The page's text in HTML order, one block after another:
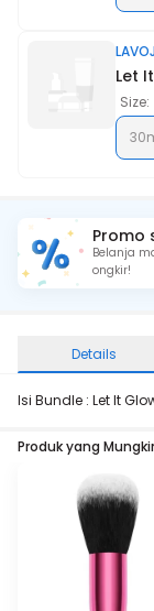
Let
Size:
Promo
Belanja
ongkir!
Details
Isi Bundle : Let It
Produk yang